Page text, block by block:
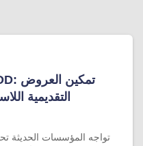
التقديمية
تواجه المؤسسات الحديثة